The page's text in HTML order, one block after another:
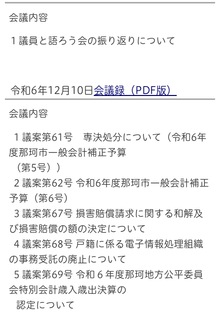
会議内容
１議員と語ろう会の振り返りについて
令和6年12月10日 会議録（PDF版）
会議内容
1 議案第61号 専決処分について（令和6年
度那珂市一般会計補正予算
（第5号））
2 議案第62号 令和6年度那珂市一般会計補正
予算（第6号）
3 議案第67号 損害賠償請求に関する和解及
び損害賠償の額の決定について
4 議案第68号 戸籍に係る電子情報処理組織
の事務受託の廃止について
5 議案第69号 令和６年度那珂地方公平委員
会特別会計歳入歳出決算の
認定について